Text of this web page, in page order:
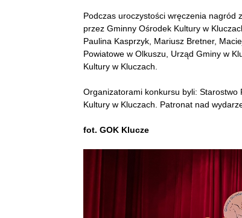
Podczas uroczystości wręczenia nagród
przez Gminny Ośrodek Kultury w
Paulina Kasprzyk, Mariusz Bretner,
Powiatowe w Olkuszu, Urząd Gminy w
Kultury w Kluczach.
Organizatorami konkursu byli:
Kultury w Kluczach. Patronat nad
fot. GOK Klucze